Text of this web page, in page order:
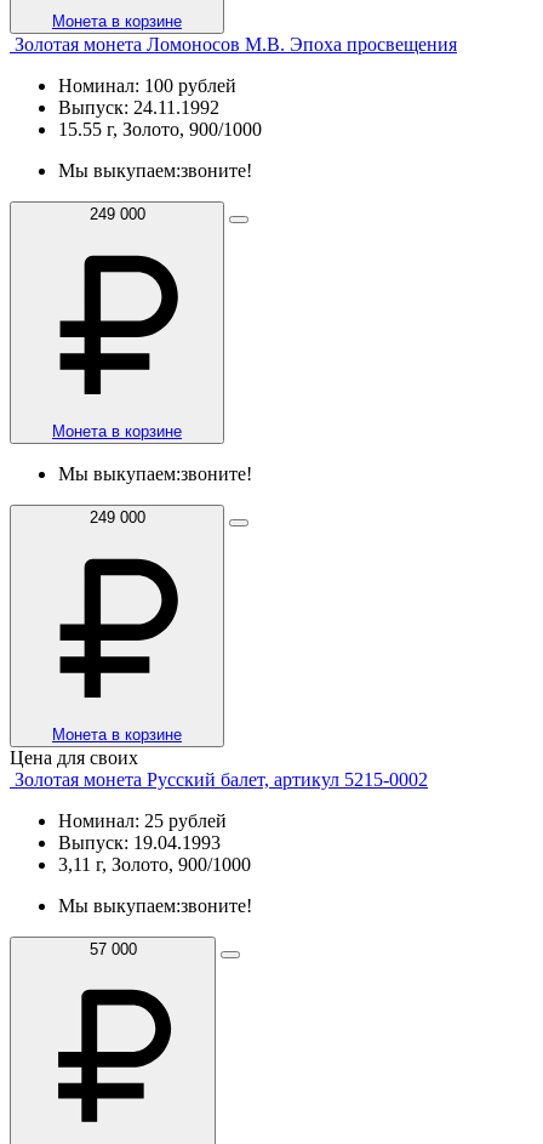
Монета в корзине
Золотая монета Ломоносов М.В. Эпоха просвещения
Номинал: 100 рублей
Выпуск: 24.11.1992
15.55 г, Золото, 900/1000
Мы выкупаем:звоните!
249 000
Монета в корзине
Мы выкупаем:звоните!
249 000
Монета в корзине
Цена для своих
Золотая монета Русский балет, артикул 5215-0002
Номинал: 25 рублей
Выпуск: 19.04.1993
3,11 г, Золото, 900/1000
Мы выкупаем:звоните!
57 000